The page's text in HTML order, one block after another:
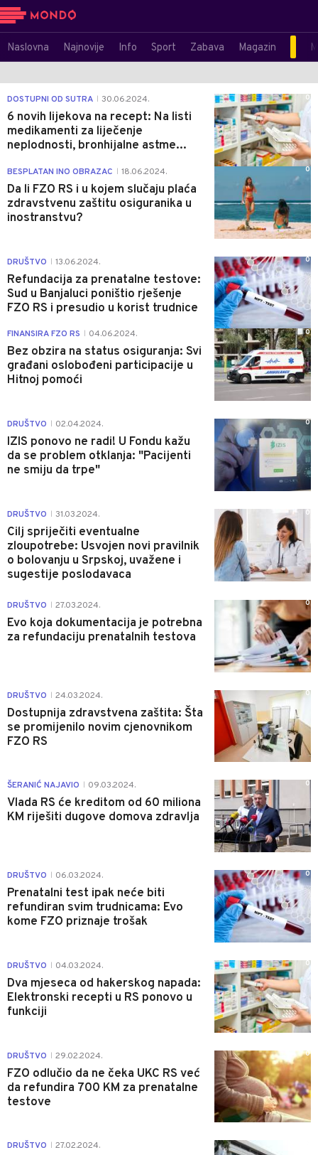
Naslovna Najnovije Info Sport Zabava Magazin
DOSTUPNI OD SUTRA 30.06.2024.
6 novih lijekova na recept: Na listi
medikamenti za liječenje
neplodnosti, bronhijalne astme...
0
BESPLATAN INO OBRAZAC 18.06.2024.
Da li FZO RS i u kojem slučaju plaća
zdravstvenu zaštitu osiguranika u
inostranstvu?
0
DRUŠTVO 13.06.2024.
Refundacija za prenatalne testove:
Sud u Banjaluci poništio rješenje
FZO RS i presudio u korist trudnice
0
FINANSIRA FZO RS 04.06.2024.
Bez obzira na status osiguranja: Svi
građani oslobođeni participacije u
Hitnoj pomoći
0
DRUŠTVO 02.04.2024.
IZIS ponovo ne radi! U Fondu kažu
da se problem otklanja: "Pacijenti
ne smiju da trpe"
0
DRUŠTVO 31.03.2024.
Cilj spriječiti eventualne
zloupotrebe: Usvojen novi pravilnik
o bolovanju u Srpskoj, uvažene i
sugestije poslodavaca
0
DRUŠTVO 27.03.2024.
Evo koja dokumentacija je potrebna
za refundaciju prenatalnih testova
0
DRUŠTVO 24.03.2024.
Dostupnija zdravstvena zaštita: Šta
se promijenilo novim cjenovnikom
FZO RS
0
ŠERANIĆ NAJAVIO 09.03.2024.
Vlada RS će kreditom od 60 miliona
KM riješiti dugove domova zdravlja
0
DRUŠTVO 06.03.2024.
Prenatalni test ipak neće biti
refundiran svim trudnicama: Evo
kome FZO priznaje trošak
0
DRUŠTVO 04.03.2024.
Dva mjeseca od hakerskog napada:
Elektronski recepti u RS ponovo u
funkciji
0
DRUŠTVO 29.02.2024.
FZO odlučio da ne čeka UKC RS već
da refundira 700 KM za prenatalne
testove
0
DRUŠTVO 27.02.2024.